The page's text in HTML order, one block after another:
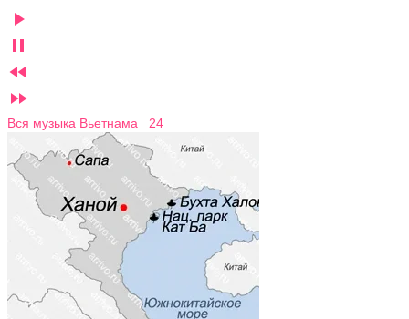




Вся музыка Вьетнама 24